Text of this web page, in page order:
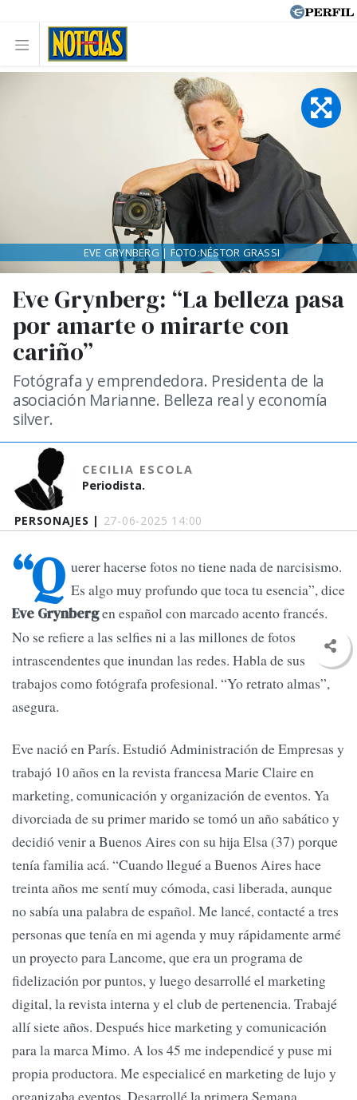
PERSONAJES | 27-06-2025 14:00
Eve Grynberg: “La belleza pasa
por amarte o mirarte con
cariño”
Fotógrafa y emprendedora. Presidenta de la
asociación Marianne. Belleza real y economía
silver.
CECILIA ESCOLA
Periodista.
EVE GRYNBERG | FOTO:NÉSTOR GRASSI
“Q uerer hacerse fotos no tiene nada de narcisismo.
Es algo muy profundo que toca tu esencia”, dice
Eve Grynbergen español con marcado acento francés.
No se refiere a las selfies ni a las millones de fotos
intrascendentes que inundan las redes. Habla de sus
trabajos como fotógrafa profesional. “Yo retrato almas”,
asegura.
Eve nació en París. Estudió Administración de Empresas y
trabajó 10 años en la revista francesa Marie Claire en
marketing, comunicación y organización de eventos. Ya
divorciada de su primer marido se tomó un año sabático y
decidió venir a Buenos Aires con su hija Elsa (37) porque
tenía familia acá. “Cuando llegué a Buenos Aires hace
treinta años me sentí muy cómoda, casi liberada, aunque
no sabía una palabra de español. Me lancé, contacté a tres
personas que tenía en mi agenda y muy rápidamente armé
un proyecto para Lancome, que era un programa de
fidelización por puntos, y luego desarrollé el marketing
digital, la revista interna y el club de pertenencia. Trabajé
allí siete años. Después hice marketing y comunicación
para la marca Mimo. A los 45 me independicé y puse mi
propia productora. Me especialicé en marketing de lujo y